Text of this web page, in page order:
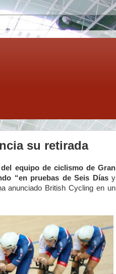
su retirada
equipo de ciclismo de Gran
“en pruebas de Seis Díasy
anunciado British Cycling en un